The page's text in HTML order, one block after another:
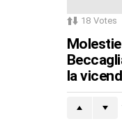
18 Votes
la